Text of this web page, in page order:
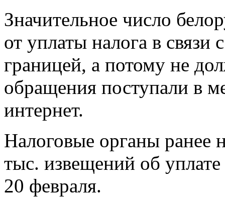
Значительное число
от уплаты налога в связи
границей, а потому не
обращения поступали в
интернет.
Налоговые органы ранее
тыс. извещений об
20 февраля.